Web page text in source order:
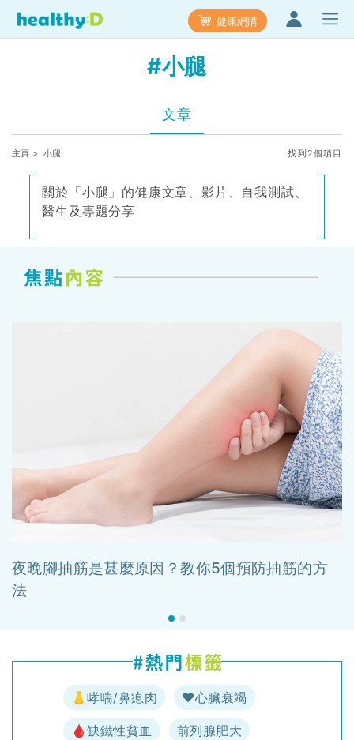
健康網購
#小腿
文章
主頁 > 小腿 找到2個項目
關於「小腿」的健康文章、影片、自我測試、
醫生及專題分享
夜晚腳抽筋是甚麼原因？教你5個預防抽筋的方
法
👃哮喘/鼻瘜肉 ♥️心臟衰竭
🩸缺鐵性貧血 前列腺肥大